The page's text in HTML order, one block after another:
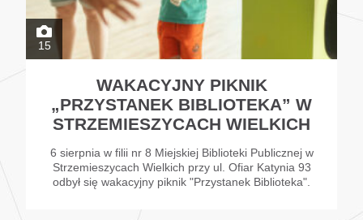
15
WAKACYJNY PIKNIK
„PRZYSTANEK BIBLIOTEKA” W
STRZEMIESZYCACH WIELKICH
6 sierpnia w filii nr 8 Miejskiej Biblioteki Publicznej w
Strzemieszycach Wielkich przy ul. Ofiar Katynia 93
odbył się wakacyjny piknik "Przystanek Biblioteka".